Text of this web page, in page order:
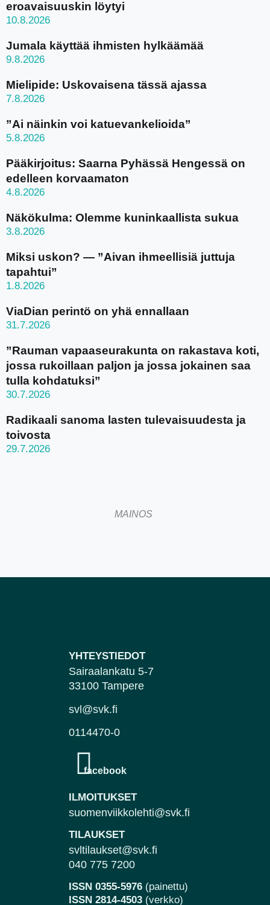
eroavaisuuskin löytyi
10.8.2026
Jumala käyttää ihmisten hylkäämää
9.8.2026
Mielipide: Uskovaisena tässä ajassa
7.8.2026
”Ai näinkin voi katuevankelioida”
5.8.2026
Pääkirjoitus: Saarna Pyhässä Hengessä on
edelleen korvaamaton
4.8.2026
Näkökulma: Olemme kuninkaallista sukua
3.8.2026
Miksi uskon? — ”Aivan ihmeellisiä juttuja
tapahtui”
1.8.2026
ViaDian perintö on yhä ennallaan
31.7.2026
”Rauman vapaaseurakunta on rakastava koti,
jossa rukoillaan paljon ja jossa jokainen saa
tulla kohdatuksi”
30.7.2026
Radikaali sanoma lasten tulevaisuudesta ja
toivosta
29.7.2026
MAINOS
YHTEYSTIEDOT
Sairaalankatu 5-7
33100 Tampere
svl@svk.fi
0114470-0
ILMOITUKSET
suomenviikkolehti@svk.fi
TILAUKSET
svltilaukset@svk.fi
040 775 7200
ISSN 0355-5976 (painettu)
ISSN 2814-4503 (verkko)